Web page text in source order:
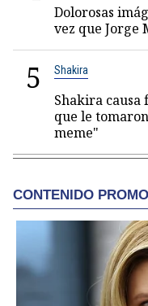
Dolorosas
vez que Jorge
5 Shakira
Shakira
que le
meme"